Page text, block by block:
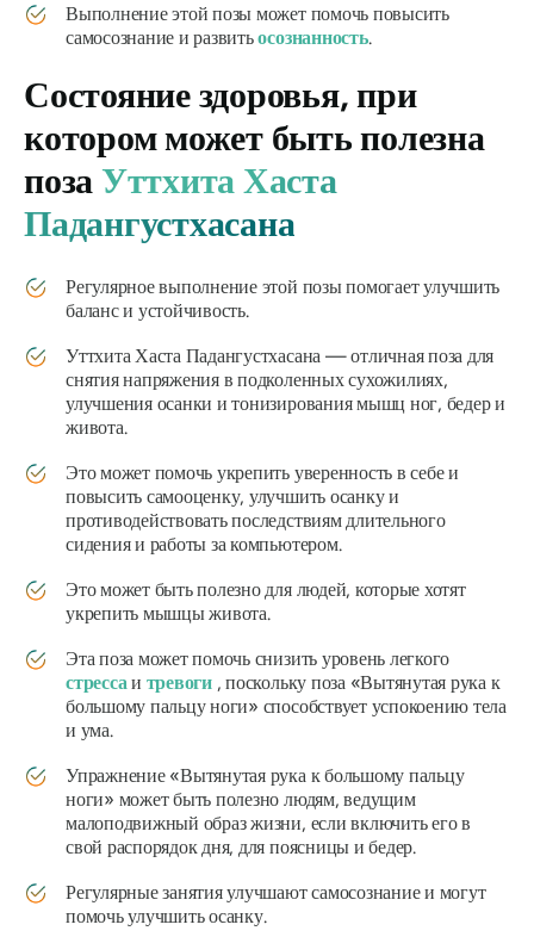
Выполнение этой позы может помочь повысить
самосознание и развитьосознанность.
Состояние здоровья, при
котором может быть полезна
позаУттхита Хаста
Падангустхасана
Регулярное выполнение этой позы помогает улучшить
баланс и устойчивость.
Уттхита Хаста Падангустхасана — отличная поза для
снятия напряжения в подколенных сухожилиях,
улучшения осанки и тонизирования мышц ног, бедер и
живота.
Это может помочь укрепить уверенность в себе и
повысить самооценку, улучшить осанку и
противодействовать последствиям длительного
сидения и работы за компьютером.
Это может быть полезно для людей, которые хотят
укрепить мышцы живота.
Эта поза может помочь снизить уровень легкого
стресса и тревоги, поскольку поза «Вытянутая рука к
большому пальцу ноги» способствует успокоению тела
и ума.
Упражнение «Вытянутая рука к большому пальцу
ноги» может быть полезно людям, ведущим
малоподвижный образ жизни, если включить его в
свой распорядок дня, для поясницы и бедер.
Регулярные занятия улучшают самосознание и могут
помочь улучшить осанку.